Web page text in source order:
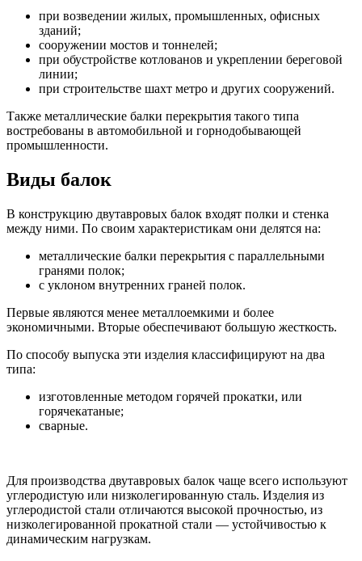
при возведении жилых, промышленных, офисных
зданий;
сооружении мостов и тоннелей;
при обустройстве котлованов и укреплении береговой
линии;
при строительстве шахт метро и других сооружений.
Также металлические балки перекрытия такого типа
востребованы в автомобильной и горнодобывающей
промышленности.
Виды балок
В конструкцию двутавровых балок входят полки и стенка
между ними. По своим характеристикам они делятся на:
металлические балки перекрытия с параллельными
гранями полок;
с уклоном внутренних граней полок.
Первые являются менее металлоемкими и более
экономичными. Вторые обеспечивают большую жесткость.
По способу выпуска эти изделия классифицируют на два
типа:
изготовленные методом горячей прокатки, или
горячекатаные;
сварные.
Для производства двутавровых балок чаще всего используют
углеродистую или низколегированную сталь. Изделия из
углеродистой стали отличаются высокой прочностью, из
низколегированной прокатной стали — устойчивостью к
динамическим нагрузкам.